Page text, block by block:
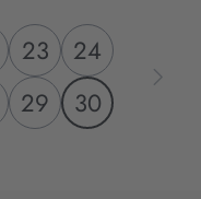
23
24
29 30